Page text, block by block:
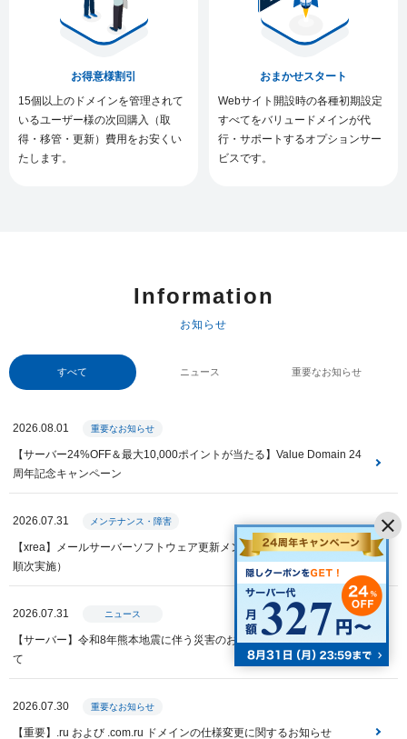
お得意様割引
15個以上のドメインを管理されて
いるユーザー様の次回購入（取
得・移管・更新）費用をお安くい
たします。
おまかせスタート
Webサイト開設時の各種初期設定
すべてをバリュードメインが代
行・サポートするオプションサー
ビスです。
Information
お知らせ
すべて ニュース 重要なお知らせ
2026.08.01 重要なお知らせ
【サーバー24%OFF＆最大10,000ポイントが当たる】Value Domain 24
周年記念キャンペーン
2026.07.31 メンテナンス・障害
【xrea】メールサーバーソフトウェア更新メンテナンス（全サーバー・
順次実施）
2026.07.31 ニュース
【サーバー】令和8年熊本地震に伴う災害のお見舞いと特別措置につい
て
2026.07.30 重要なお知らせ
【重要】.ru および .com.ru ドメインの仕様変更に関するお知らせ